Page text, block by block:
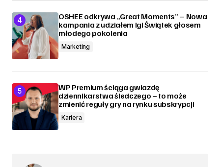
OSHEE odkrywa „Great Moments” – Nowa
kampania z udziałem Igi Świątek głosem
młodego pokolenia
Marketing
WP Premium ściąga gwiazdę
dziennikarstwa śledczego – to może
zmienić reguły gry na rynku subskrypcji
Kariera